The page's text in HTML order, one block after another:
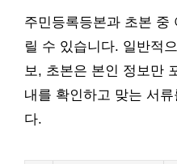
주민등록등본과 초본 중
릴 수 있습니다. 일반적
보, 초본은 본인 정보만
내를 확인하고 맞는 서
다.